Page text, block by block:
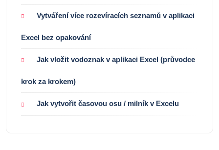
Vytváření více rozevíracích seznamů v aplikaci
Excel bez opakování
Jak vložit vodoznak v aplikaci Excel (průvodce
krok za krokem)
Jak vytvořit časovou osu / milník v Excelu